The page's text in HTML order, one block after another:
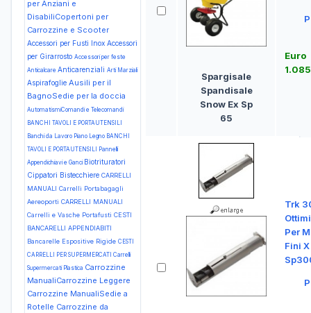
per Anziani e
DisabiliCopertoni per
Carrozzine e Scooter
Accessori per Fusti Inox Accessori
per Girarrosto Accessori per feste
Anticalcare Anticarenziali Arti Marziali
Aspirafoglie Ausili per il
BagnoSedie per la doccia
AutomatismiComandi e Telecomandi
BANCHI TAVOLI E PORTAUTENSILI
Banchi da Lavoro Piano Legno BANCHI
TAVOLI E PORTAUTENSILI Pannelli
Appendichiavi e Ganci Biotrituratori
Cippatori Bistecchiere CARRELLI
MANUALI Carrelli Portabagagli
Aereoporti CARRELLI MANUALI
Carrelli e Vasche Portafusti CESTI
BANCARELLI APPENDIABITI
Bancarelle Espositive Rigide CESTI
CARRELLI PER SUPERMERCATI Carrelli
Supermercati Plastica Carrozzine
ManualiCarrozzine Leggere
Carrozzine ManualiSedie a
Rotelle Carrozzine da
Spargisale
Spandisale
Snow Ex Sp
65
Euro
Trk
Per
Fini X